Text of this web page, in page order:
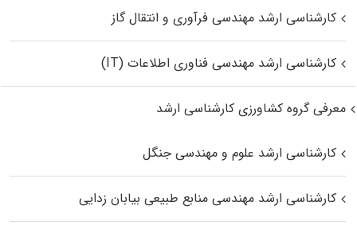
کارشناسی ارشد مهندسی فرآوری و انتقال گاز
کارشناسی ارشد مهندسی فناوری اطلاعات (IT)
معرفی گروه کشاورزی کارشناسی ارشد
کارشناسی ارشد علوم و مهندسی جنگل
کارشناسی ارشد مهندسی منابع طبیعی بیابان زدایی